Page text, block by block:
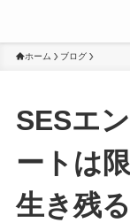
ホーム ブログ
SESエ
ートは
生き残